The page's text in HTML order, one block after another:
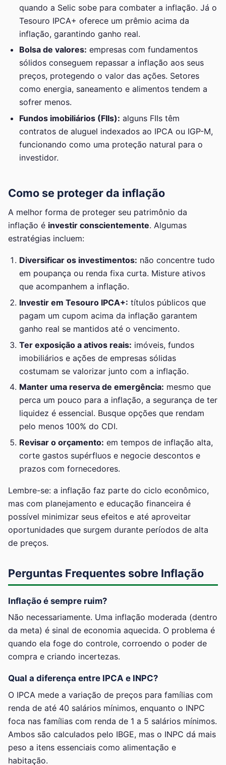
quando a Selic sobe para combater a inflação. Já o
Tesouro IPCA+ oferece um prêmio acima da
inflação, garantindo ganho real.
Bolsa de valores: empresas com fundamentos
sólidos conseguem repassar a inflação aos seus
preços, protegendo o valor das ações. Setores
como energia, saneamento e alimentos tendem a
sofrer menos.
Fundos imobiliários (FIIs): alguns FIIs têm
contratos de aluguel indexados ao IPCA ou IGP-M,
funcionando como uma proteção natural para o
investidor.
Como se proteger da inflação
A melhor forma de proteger seu patrimônio da
inflação é investir conscientemente. Algumas
estratégias incluem:
Diversificar os investimentos: não concentre tudo
em poupança ou renda fixa curta. Misture ativos
que acompanhem a inflação.
Investir em Tesouro IPCA+: títulos públicos que
pagam um cupom acima da inflação garantem
ganho real se mantidos até o vencimento.
Ter exposição a ativos reais: imóveis, fundos
imobiliários e ações de empresas sólidas
costumam se valorizar junto com a inflação.
Manter uma reserva de emergência: mesmo que
perca um pouco para a inflação, a segurança de ter
liquidez é essencial. Busque opções que rendam
pelo menos 100% do CDI.
Revisar o orçamento: em tempos de inflação alta,
corte gastos supérfluos e negocie descontos e
prazos com fornecedores.
Lembre-se: a inflação faz parte do ciclo econômico,
mas com planejamento e educação financeira é
possível minimizar seus efeitos e até aproveitar
oportunidades que surgem durante períodos de alta
de preços.
Perguntas Frequentes sobre Inflação
Inflação é sempre ruim?
Não necessariamente. Uma inflação moderada (dentro
da meta) é sinal de economia aquecida. O problema é
quando ela foge do controle, corroendo o poder de
compra e criando incertezas.
Qual a diferença entre IPCA e INPC?
O IPCA mede a variação de preços para famílias com
renda de até 40 salários mínimos, enquanto o INPC
foca nas famílias com renda de 1 a 5 salários mínimos.
Ambos são calculados pelo IBGE, mas o INPC dá mais
peso a itens essenciais como alimentação e
habitação.